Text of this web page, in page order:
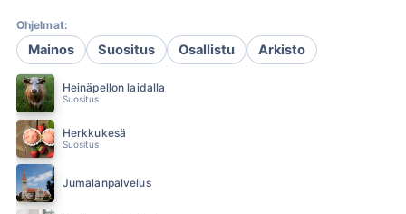
Ohjelmat:
Mainos Suositus Osallistu Arkisto
Heinäpellon laidalla
Suositus
Herkkukesä
Suositus
Jumalanpalvelus